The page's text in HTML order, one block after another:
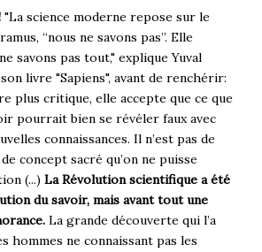
"La science moderne repose sur le
“nous ne savons pas”. Elle
savons pas tout," explique Yuval
livre "Sapiens", avant de renchérir:
plus critique, elle accepte que ce que
pourrait bien se révéler faux avec
connaissances. Il n’est pas de
concept sacré qu’on ne puisse
(...) La Révolution scientifique a été
du savoir, mais avant tout une
La grande découverte qui l’a
hommes ne connaissant pas les